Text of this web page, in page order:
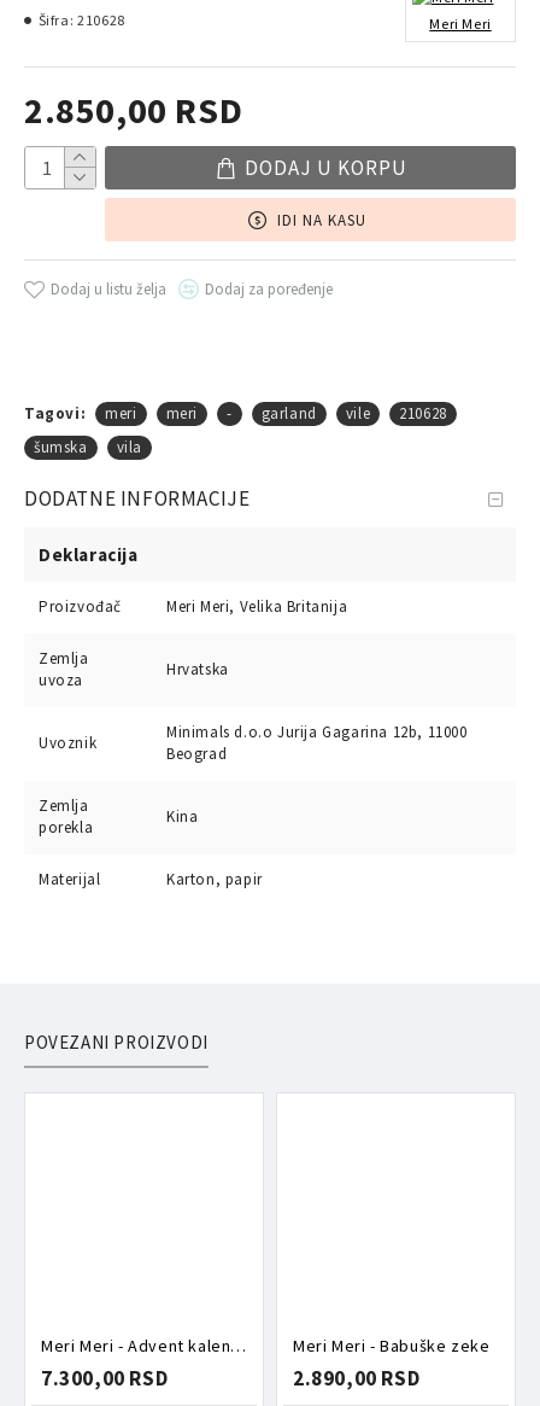
2.850,00 RSD
Šifra: 210628 Meri Meri
DODAJ U KORPU
IDI NA KASU
Dodaj u listu želja Dodaj za poređenje
Tagovi: meri meri - garland vile
210628
šumska
vila
DODATNE INFORMACIJE
Deklaracija
Proizvođač Meri Meri, Velika Britanija
Zemlja
uvoza
Hrvatska
Uvoznik
Minimals d.o.o Jurija Gagarina 12b, 11000
Beograd
Zemlja
porekla
Kina
Materijal Karton, papir
POVEZANI PROIZVODI
Meri Meri - Advent kalendar šnalice
7.300,00 RSD
Meri Meri - Babuške zeke
2.890,00 RSD